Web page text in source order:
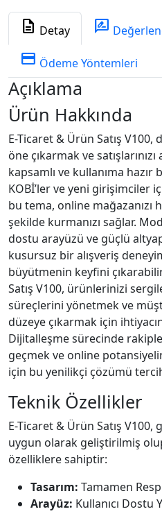
description Detay rate_review
credit_card Ödeme Yöntemleri
Açıklama
Ürün Hakkında
E-Ticaret & Ürün Satış V100,
öne çıkarmak ve
kapsamlı ve kullanıma
KOBİ’ler ve yeni girişimciler
bu tema, online mağazanızı
şekilde kurmanızı sağlar.
dostu arayüzü ve güçlü
kusursuz bir alışveriş
büyütmenin keyfini
Satış V100, ürünlerinizi
süreçlerini yönetmek ve
düzeye çıkarmak için
Dijitalleşme sürecinde
geçmek ve online
için bu yenilikçi çözümü
Teknik Özellikler
E-Ticaret & Ürün Satış
uygun olarak geliştirilmiş
özelliklere sahiptir:
Tasarım: Tamamen
Arayüz: Kullanıcı Dostu